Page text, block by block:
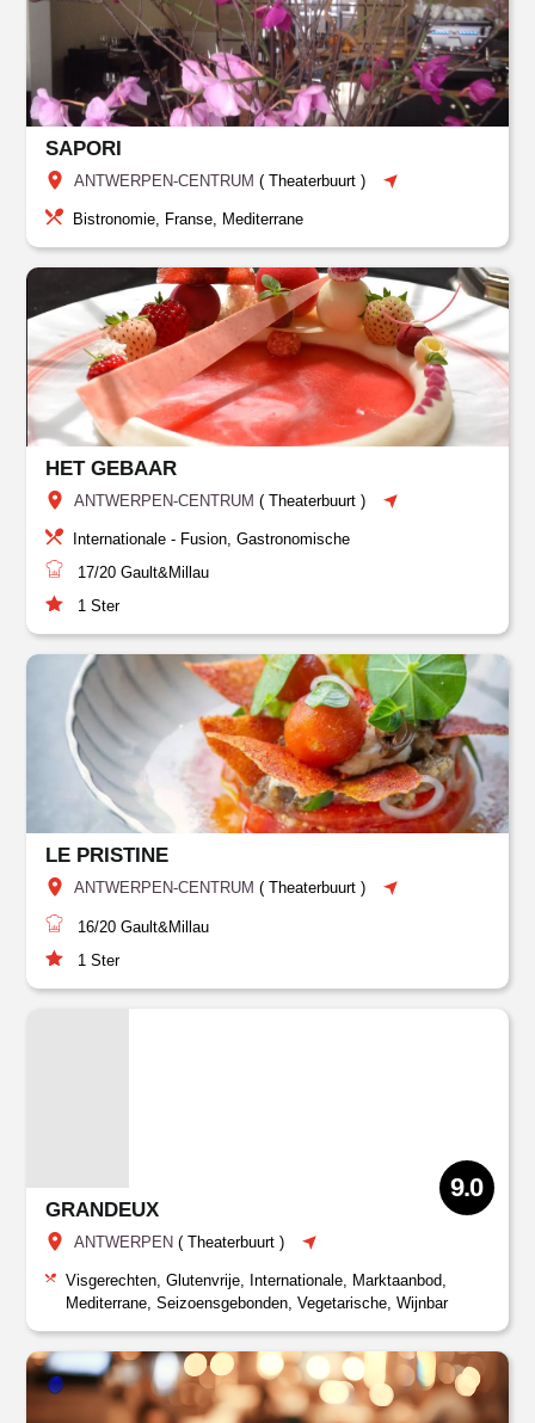
SAPORI
ANTWERPEN-CENTRUM (Theaterbuurt )
Bistronomie, Franse, Mediterrane
HET GEBAAR
ANTWERPEN-CENTRUM (Theaterbuurt )
Internationale - Fusion, Gastronomische
17/20 Gault&Millau
1 Ster
LE PRISTINE
ANTWERPEN-CENTRUM (Theaterbuurt )
16/20 Gault&Millau
1 Ster
GRANDEUX
ANTWERPEN (Theaterbuurt )
9.0
Visgerechten, Glutenvrije, Internationale, Marktaanbod,
Mediterrane, Seizoensgebonden, Vegetarische, Wijnbar